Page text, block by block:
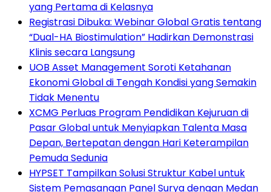
yang Pertama di Kelasnya
Registrasi Dibuka: Webinar Global Gratis tentang
“Dual-HA Biostimulation” Hadirkan Demonstrasi
Klinis secara Langsung
UOB Asset Management Soroti Ketahanan
Ekonomi Global di Tengah Kondisi yang Semakin
Tidak Menentu
XCMG Perluas Program Pendidikan Kejuruan di
Pasar Global untuk Menyiapkan Talenta Masa
Depan, Bertepatan dengan Hari Keterampilan
Pemuda Sedunia
HYPSET Tampilkan Solusi Struktur Kabel untuk
Sistem Pemasangan Panel Surya dengan Medan